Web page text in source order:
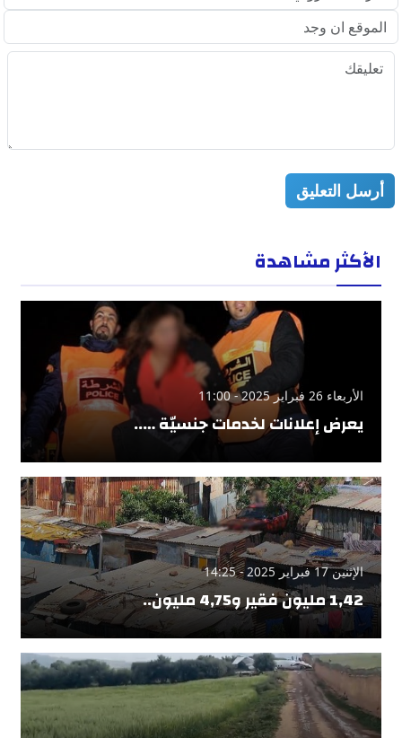
أرسل التعليق
الأكثر مشاهدة
الأربعاء 26 فبراير 2025 - 11:00
يعرض إعلانات لخدمات جنسيّة …..
الإثنين 17 فبراير 2025 - 14:25
1,42 مليون فقير و4,75 مليون..